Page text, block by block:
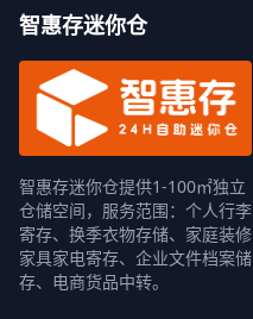
智惠存迷你仓
智惠存迷你仓提供1-100㎡独立
仓储空间，服务范围：个人行李
寄存、换季衣物存储、家庭装修
家具家电寄存、企业文件档案储
存、电商货品中转。